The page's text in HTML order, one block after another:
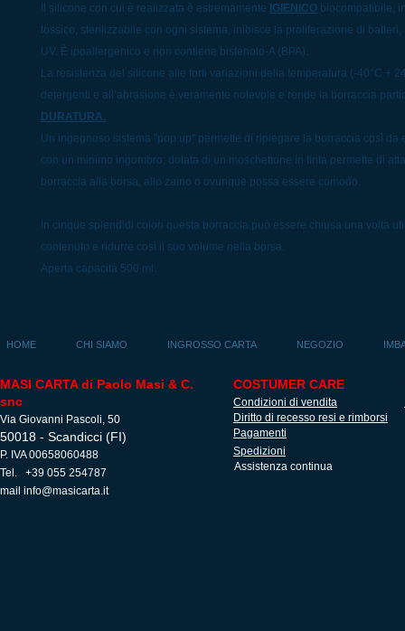
Il silicone con cui è realizzata è estremamente IGIENICO biocompatibile,
tossico, sterilizzabile con ogni sistema, inibisce la proliferazione di
UV. È ipoallergenico e non contiene bisfenolo-A (BPA).
La resistenza del silicone alle forti variazioni della temperatura (-40°C +
detergenti e all’abrasione è veramente notevole e rende la borraccia
DURATURA.
Un ingegnoso sistema "pop up" permette di ripiegare la borraccia così da
con un minimo ingombro; dotata di un moschettone in tinta permette di
borraccia alla borsa, allo zaino o ovunque possa essere comodo.
In cinque splendidi colori questa borraccia può essere chiusa una volta
contenuto e ridurre così il suo volume nella borsa.
Aperta capacità 500 ml.
HOME CHI SIAMO INGROSSO CARTA NEGOZIO
MASI CARTA di Paolo Masi & C.
snc
Via Giovanni Pascoli, 50
50018 - Scandicci (FI)
P. IVA 00658060488
Tel. +39 055 254787
mail info@masicarta.it
COSTUMER CARE
Condizioni di vendita
Diritto di recesso resi e rimborsi
Pagamenti
Spedizioni
Assistenza continua